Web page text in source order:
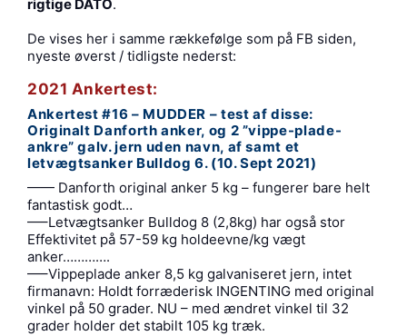
rigtige DATO.
De vises her i samme rækkefølge som på FB siden,
nyeste øverst / tidligste nederst:
2021 Ankertest:
Ankertest #16 – MUDDER – test af disse:
Originalt Danforth anker, og 2 ”vippe-plade-
ankre” galv. jern uden navn, af samt et
letvægtsanker Bulldog 6. (10. Sept 2021)
—— Danforth original anker 5 kg – fungerer bare helt
fantastisk godt…
—–Letvægtsanker Bulldog 8 (2,8kg) har også stor
Effektivitet på 57-59 kg holdeevne/kg vægt
anker………….
—–Vippeplade anker 8,5 kg galvaniseret jern, intet
firmanavn: Holdt forræderisk INGENTING med original
vinkel på 50 grader. NU – med ændret vinkel til 32
grader holder det stabilt 105 kg træk.